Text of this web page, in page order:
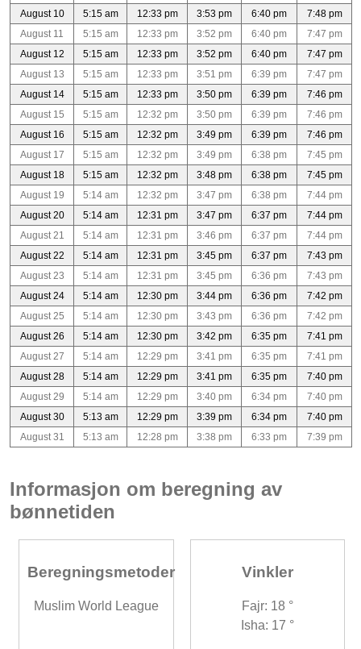
August 10
5:15 am 12:33 pm 3:53 pm 6:40 pm
7:48 pm
August 11
5:15 am 12:33 pm 3:52 pm 6:40 pm
7:47 pm
August 12
5:15 am 12:33 pm 3:52 pm 6:40 pm
7:47 pm
August 13
5:15 am 12:33 pm 3:51 pm 6:39 pm
7:47 pm
August 14
5:15 am 12:33 pm 3:50 pm 6:39 pm
7:46 pm
August 15
5:15 am 12:32 pm 3:50 pm 6:39 pm
7:46 pm
August 16
5:15 am 12:32 pm 3:49 pm 6:39 pm
7:46 pm
August 17
5:15 am 12:32 pm 3:49 pm 6:38 pm
7:45 pm
August 18
5:15 am 12:32 pm 3:48 pm 6:38 pm
7:45 pm
August 19
5:14 am 12:32 pm 3:47 pm 6:38 pm
7:44 pm
August 20
5:14 am 12:31 pm 3:47 pm 6:37 pm
7:44 pm
August 21
5:14 am 12:31 pm 3:46 pm 6:37 pm
7:44 pm
August 22
5:14 am 12:31 pm 3:45 pm 6:37 pm
7:43 pm
August 23
5:14 am 12:31 pm 3:45 pm 6:36 pm
7:43 pm
August 24
5:14 am 12:30 pm 3:44 pm 6:36 pm
7:42 pm
August 25
5:14 am 12:30 pm 3:43 pm 6:36 pm
7:42 pm
August 26
5:14 am 12:30 pm 3:42 pm 6:35 pm
7:41 pm
August 27
5:14 am 12:29 pm 3:41 pm 6:35 pm
7:41 pm
August 28
5:14 am 12:29 pm 3:41 pm 6:35 pm
7:40 pm
August 29
5:14 am 12:29 pm 3:40 pm 6:34 pm
7:40 pm
August 30
5:13 am 12:29 pm 3:39 pm 6:34 pm
7:40 pm
August 31
5:13 am 12:28 pm 3:38 pm 6:33 pm 7:39 pm
Informasjon om beregning av
bønnetiden
Beregningsmetoder
Muslim World League
Vinkler
Fajr: 18 °
Isha: 17 °